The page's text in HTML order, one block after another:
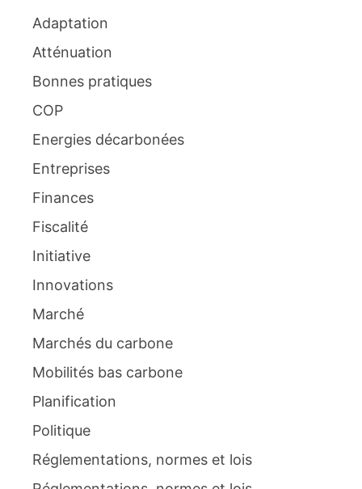
Adaptation
Atténuation
Bonnes pratiques
COP
Energies décarbonées
Entreprises
Finances
Fiscalité
Initiative
Innovations
Marché
Marchés du carbone
Mobilités bas carbone
Planification
Politique
Réglementations, normes et lois